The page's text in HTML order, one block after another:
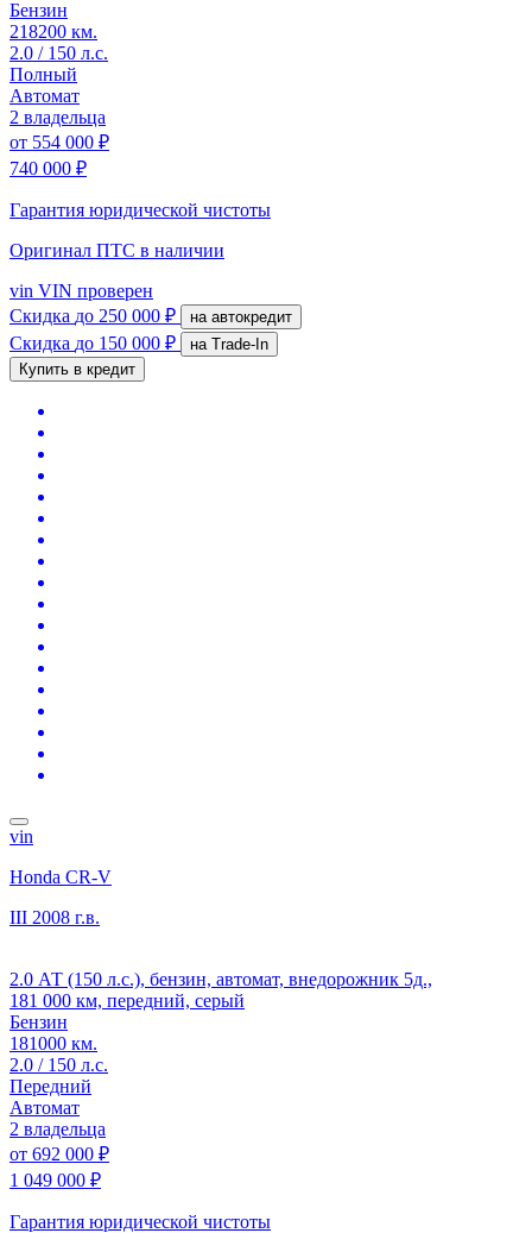
Бензин
218200 км.
2.0 / 150 л.с.
Полный
Автомат
2 владельца
от 554 000 ₽
740 000 ₽
Гарантия юридической чистоты
Оригинал ПТС в наличии
vin VIN проверен
Скидка до 250 000 ₽ на автокредит
Скидка до 150 000 ₽
на Trade-In
Купить в кредит
vin
Honda CR-V
III 2008 г.в.
2.0 АТ (150 л.с.), бензин, автомат, внедорожник 5д.,
181 000 км, передний, серый
Бензин
181000 км.
2.0 / 150 л.с.
Передний
Автомат
2 владельца
от 692 000 ₽
1 049 000 ₽
Гарантия юридической чистоты